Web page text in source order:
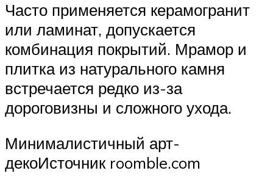
Часто применяется керамогранит
или ламинат, допускается
комбинация покрытий. Мрамор и
плитка из натурального камня
встречается редко из-за
дороговизны и сложного ухода.
Минималистичный арт-
декоИсточник roomble.com